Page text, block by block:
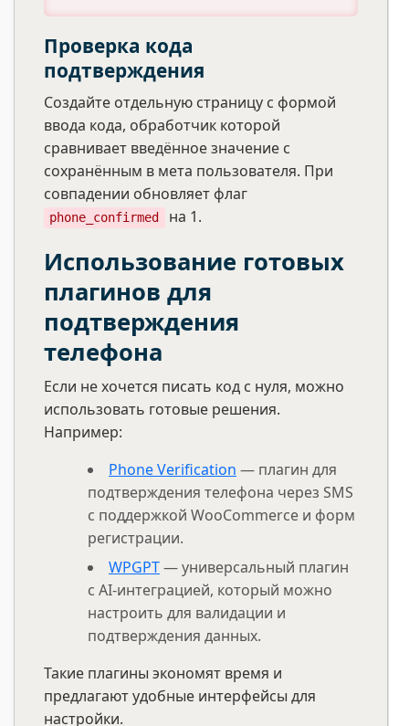
Проверка кода
подтверждения
Создайте отдельную страницу с формой
ввода кода, обработчик которой
сравнивает введённое значение с
сохранённым в мета пользователя. При
совпадении обновляет флаг
phone_confirmed на 1.
Использование готовых
плагинов для
подтверждения
телефона
Если не хочется писать код с нуля, можно
использовать готовые решения.
Например:
Phone Verification — плагин для
подтверждения телефона через SMS
с поддержкой WooCommerce и форм
регистрации.
WPGPT— универсальный плагин
с AI-интеграцией, который можно
настроить для валидации и
подтверждения данных.
Такие плагины экономят время и
предлагают удобные интерфейсы для
настройки.